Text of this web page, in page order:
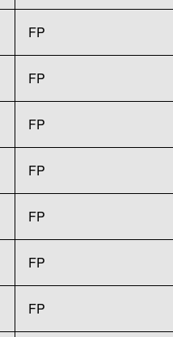
FP
FP
FP
FP
FP
FP
FP